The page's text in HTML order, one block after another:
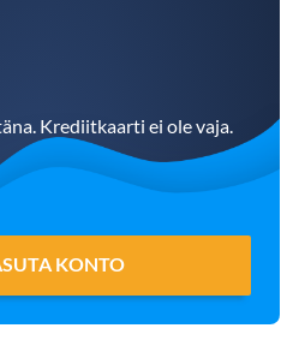
Krediitkaarti ei ole vaja.
KONTO